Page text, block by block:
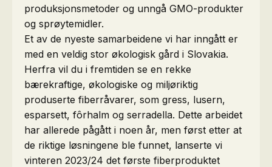
produksjonsmetoder og unngå GMO-produkter
og sprøytemidler.
Et av de nyeste samarbeidene vi har inngått er
med en veldig stor økologisk gård i Slovakia.
Herfra vil du i fremtiden se en rekke
bærekraftige, økologiske og miljøriktig
produserte fiberråvarer, som gress, lusern,
esparsett, fôrhalm og serradella. Dette arbeidet
har allerede pågått i noen år, men først etter at
de riktige løsningene ble funnet, lanserte vi
vinteren 2023/24 det første fiberproduktet